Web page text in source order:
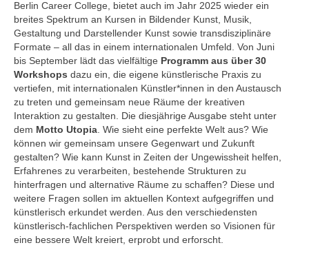
Berlin Career College, bietet auch im Jahr 2025 wieder ein
breites Spektrum an Kursen in Bildender Kunst, Musik,
Gestaltung und Darstellender Kunst sowie transdisziplinäre
Formate – all das in einem internationalen Umfeld. Von Juni
bis September lädt das vielfältige Programm aus über 30
Workshops dazu ein, die eigene künstlerische Praxis zu
vertiefen, mit internationalen Künstler*innen in den Austausch
zu treten und gemeinsam neue Räume der kreativen
Interaktion zu gestalten. Die diesjährige Ausgabe steht unter
dem Motto Utopia . Wie sieht eine perfekte Welt aus? Wie
können wir gemeinsam unsere Gegenwart und Zukunft
gestalten? Wie kann Kunst in Zeiten der Ungewissheit helfen,
Erfahrenes zu verarbeiten, bestehende Strukturen zu
hinterfragen und alternative Räume zu schaffen? Diese und
weitere Fragen sollen im aktuellen Kontext aufgegriffen und
künstlerisch erkundet werden. Aus den verschiedensten
künstlerisch-fachlichen Perspektiven werden so Visionen für
eine bessere Welt kreiert, erprobt und erforscht.